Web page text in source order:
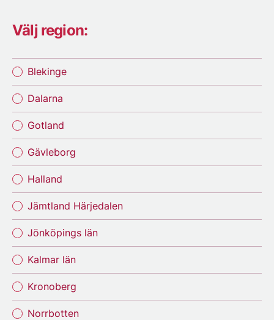
Välj region:
Blekinge
Dalarna
Gotland
Gävleborg
Halland
Jämtland Härjedalen
Jönköpings län
Kalmar län
Kronoberg
Norrbotten